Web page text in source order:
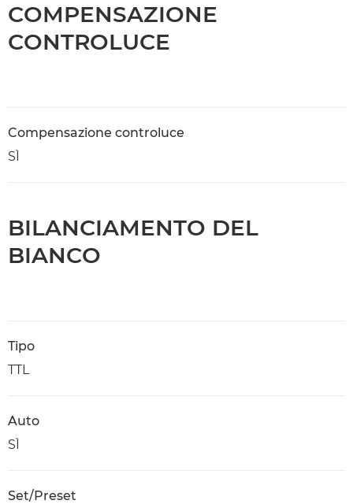
COMPENSAZIONE
CONTROLUCE
Compensazione controluce
SÌ
BILANCIAMENTO DEL
BIANCO
Tipo
TTL
Auto
SÌ
Set/Preset